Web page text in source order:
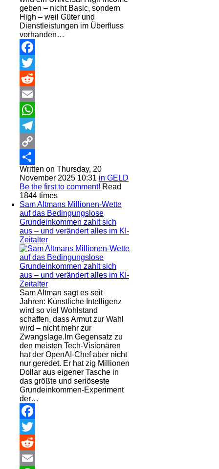
geben – nicht Basic, sondern
High – weil Güter und
Dienstleistungen im Überfluss
vorhanden…
Facebook
Twitter
Reddit
Email
WhatsApp
Telegram
Copy
Link
Share
Written on Thursday, 20
November 2025 10:31 in GELD
Be the first to comment! Read
1844 times
Sam Altmans Millionen-Wette
auf das Bedingungslose
Grundeinkommen zahlt sich
aus – und verändert alles im KI-
Zeitalter
Sam Altman sagt es seit
Jahren: Künstliche Intelligenz
wird so viel Wohlstand
schaffen, dass Armut zur Wahl
wird – nicht mehr zur
Zwangslage.Im Gegensatz zu
den meisten Tech-Visionären
hat der OpenAI-Chef aber nicht
nur geredet. Er hat zig Millionen
Dollar aus eigener Tasche in
das größte und seriöseste
Grundeinkommen-Experiment
der…
Facebook
Twitter
Reddit